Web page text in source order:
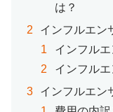
は？
インフルエン
インフル
インフル
インフルエン